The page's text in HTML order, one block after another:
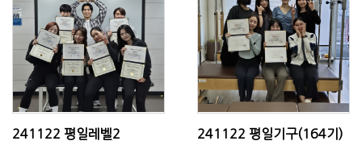
241122 평일레벨2 241122 평일기구(164기)